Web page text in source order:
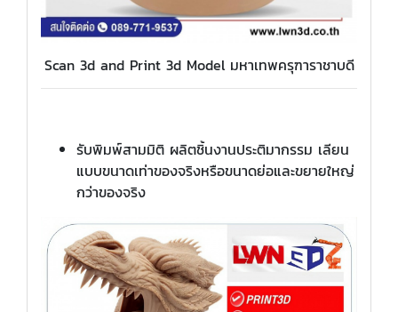
Scan 3d and Print 3d Model มหาเทพครุฑาราชาบดี
รับพิมพ์สามมิติ ผลิตชิ้นงานประติมากรรม เลียน
แบบขนาดเท่าของจริงหรือขนาดย่อและขยายใหญ่
กว่าของจริง